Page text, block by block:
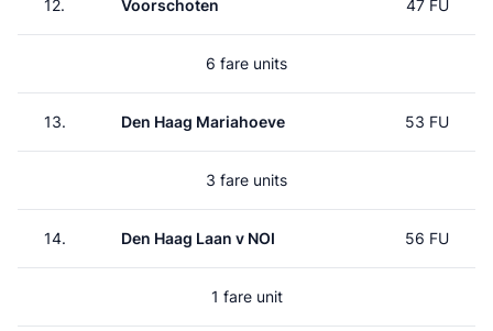
12. Voorschoten 47 FU
6 fare units
13. Den Haag Mariahoeve 53 FU
3 fare units
14. Den Haag Laan v NOI 56 FU
1 fare unit